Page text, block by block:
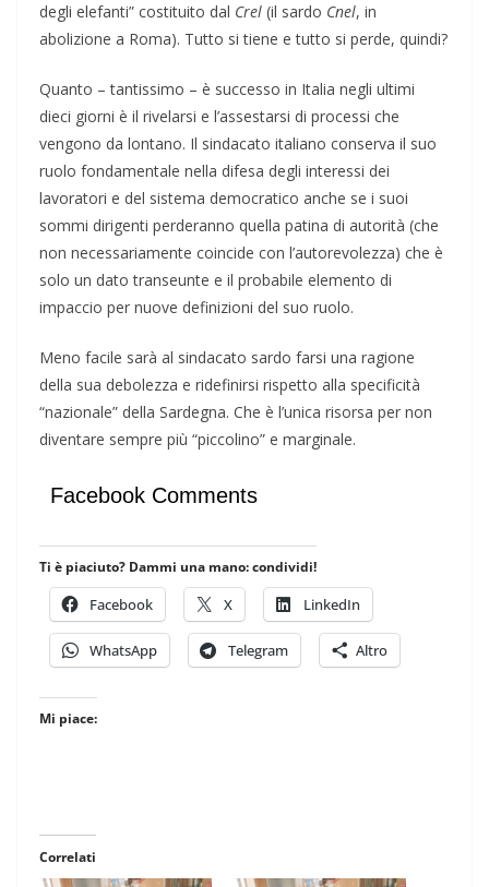
degli elefanti” costituito dal Crel (il sardo Cnel, in
abolizione a Roma). Tutto si tiene e tutto si perde, quindi?
Quanto – tantissimo – è successo in Italia negli ultimi
dieci giorni è il rivelarsi e l’assestarsi di processi che
vengono da lontano. Il sindacato italiano conserva il suo
ruolo fondamentale nella difesa degli interessi dei
lavoratori e del sistema democratico anche se i suoi
sommi dirigenti perderanno quella patina di autorità (che
non necessariamente coincide con l’autorevolezza) che è
solo un dato transeunte e il probabile elemento di
impaccio per nuove definizioni del suo ruolo.
Meno facile sarà al sindacato sardo farsi una ragione
della sua debolezza e ridefinirsi rispetto alla specificità
“nazionale” della Sardegna. Che è l’unica risorsa per non
diventare sempre più “piccolino” e marginale.
Facebook Comments
Ti è piaciuto? Dammi una mano: condividi!
Facebook X LinkedIn
WhatsApp Telegram Altro
Mi piace:
Correlati